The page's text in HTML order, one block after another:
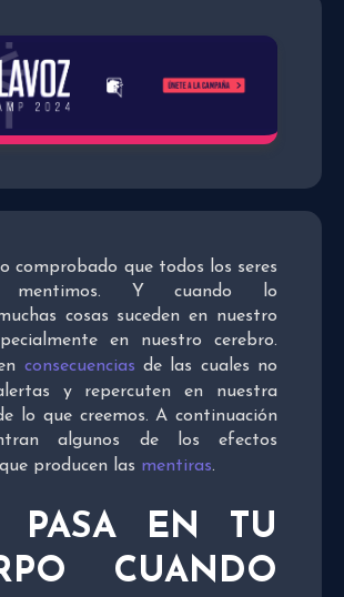
comprobado que todos los seres
mentimos. Y cuando lo
cosas suceden en nuestro
en nuestro cerebro.
consecuencias de las cuales no
y repercuten en nuestra
lo que creemos. A continuación
algunos de los efectos
producen las mentiras.
PASA EN TU
CUANDO